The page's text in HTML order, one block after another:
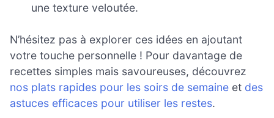
une texture veloutée.
N’hésitez pas à explorer ces idées en ajoutant
votre touche personnelle ! Pour davantage de
recettes simples mais savoureuses, découvrez
nos plats rapides pour les soirs de semaine et des
astuces efficaces pour utiliser les restes.